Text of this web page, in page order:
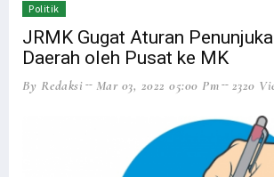
Politik
JRMK Gugat Aturan
Daerah oleh Pusat ke MK
By Redaksi Mar 03, 2022 05:00 Pm 2320